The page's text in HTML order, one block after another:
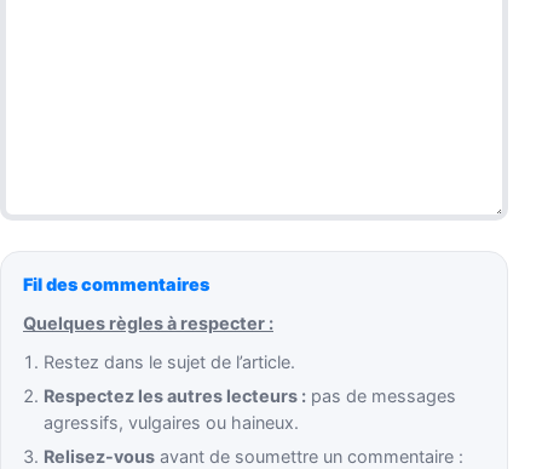
Fil des commentaires
Quelques règles à respecter :
Restez dans le sujet de l’article.
Respectez les autres lecteurs : pas de messages
agressifs, vulgaires ou haineux.
Relisez-vous avant de soumettre un commentaire :